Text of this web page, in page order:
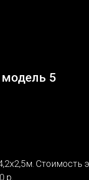
5
Стоимость
р.